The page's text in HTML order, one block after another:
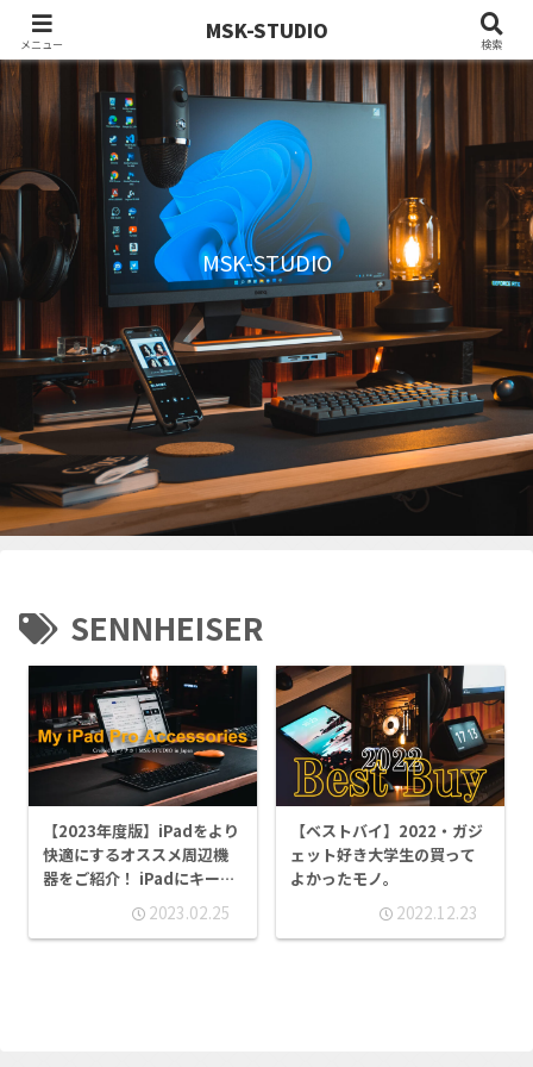
MSK-STUDIO
SENNHEISER
【2023年度版】iPadをより
快適にするオススメ周辺機
器をご紹介！ iPadにキーボ
ードやマウスは必要？ 純正
ケースはオススメしづらい
2023.02.25
【ベストバイ】2022・ガジ
ェット好き大学生の買って
よかったモノ。
2022.12.23
メニュー
MSK-STUDIO
検索